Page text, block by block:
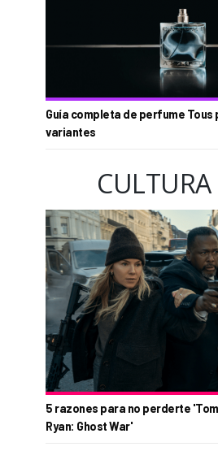
Guía completa de perfume Tous
variantes
CULTURA
5 razones para no perderte
Ryan: Ghost War'